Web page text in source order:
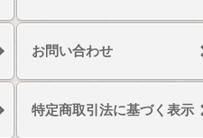
お問い合わせ
特定商取引法に基づく表示